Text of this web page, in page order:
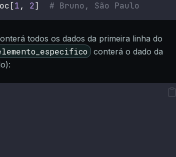
1, 2] # Bruno, São Paulo
todos os dados da primeira linha do
conterá o dado da